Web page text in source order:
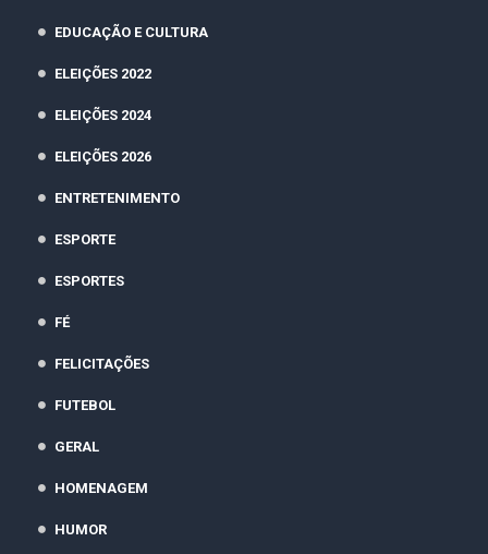
EDUCAÇÃO E CULTURA
ELEIÇÕES 2022
ELEIÇÕES 2024
ELEIÇÕES 2026
ENTRETENIMENTO
ESPORTE
ESPORTES
FÉ
FELICITAÇÕES
FUTEBOL
GERAL
HOMENAGEM
HUMOR